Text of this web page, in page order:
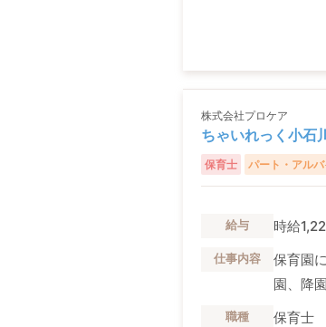
株式会社プロケア
ちゃいれっく小石
保育士 パート・アルバ
給与 時給
仕事内容
保育園
園、降
職種 保育士